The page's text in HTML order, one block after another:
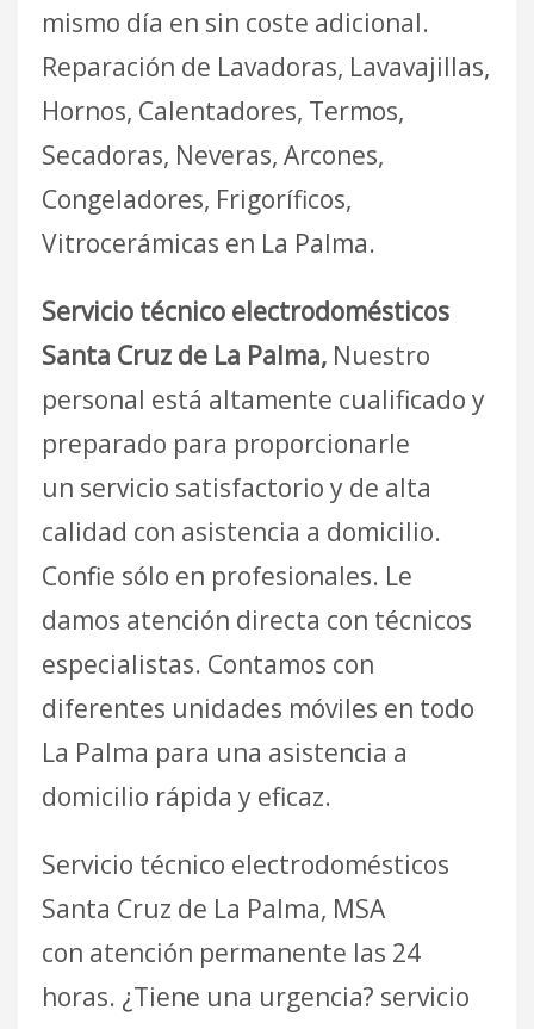
mismo día en sin coste adicional.
Reparación de Lavadoras, Lavavajillas,
Hornos, Calentadores, Termos,
Secadoras, Neveras, Arcones,
Congeladores, Frigoríficos,
Vitrocerámicas en La Palma.
Servicio técnico electrodomésticos
Santa Cruz de La Palma, Nuestro
personal está altamente cualificado y
preparado para proporcionarle
un servicio satisfactorio y de alta
calidad con asistencia a domicilio.
Confie sólo en profesionales. Le
damos atención directa con técnicos
especialistas. Contamos con
diferentes unidades móviles en todo
La Palma para una asistencia a
domicilio rápida y eficaz.
Servicio técnico electrodomésticos
Santa Cruz de La Palma, MSA
con atención permanente las 24
horas. ¿Tiene una urgencia? servicio